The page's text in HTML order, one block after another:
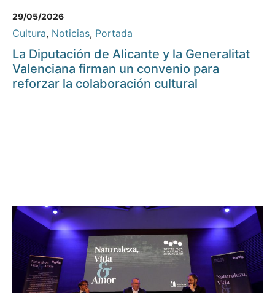
29/05/2026
Cultura, Noticias, Portada
La Diputación de Alicante y la Generalitat
Valenciana firman un convenio para
reforzar la colaboración cultural